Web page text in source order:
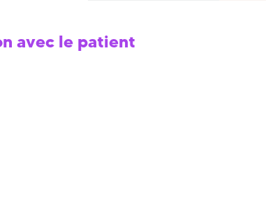
avec le patient